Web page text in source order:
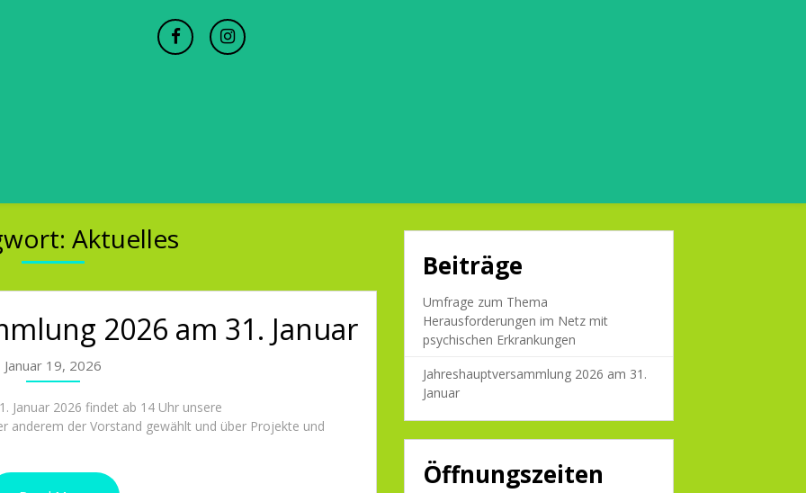
Aktuelles
2026 am 31. Januar
Januar 19, 2026
Januar 2026 findet ab 14 Uhr unsere
anderem der Vorstand gewählt und über Projekte und
Beiträge
Umfrage zum Thema
Herausforderungen im Netz mit
psychischen Erkrankungen
Jahreshauptversammlung 2026 am 31.
Januar
Öffnungszeiten